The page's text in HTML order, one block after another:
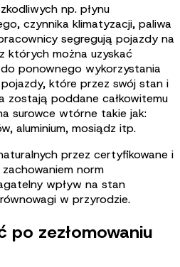
np. płynu
czynnika klimatyzacji, paliwa
segregują pojazdy na
których można uzyskać
ponownego wykorzystania
które przez swój stan i
zostają poddane całkowitemu
surowce wtórne takie jak:
aluminium, mosiądz itp.
przez certyfikowane i
norm
wpływ na stan
w przyrodzie.
po zezłomowaniu